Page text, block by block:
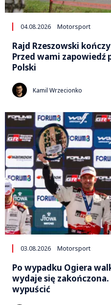
04.08.2026 Motorsport
Rajd Rzeszowski
Przed wami
Polski
Kamil Wrzecionko
03.08.2026 Motorsport
Po wypadku Ogiera
wydaje się
wypuścić